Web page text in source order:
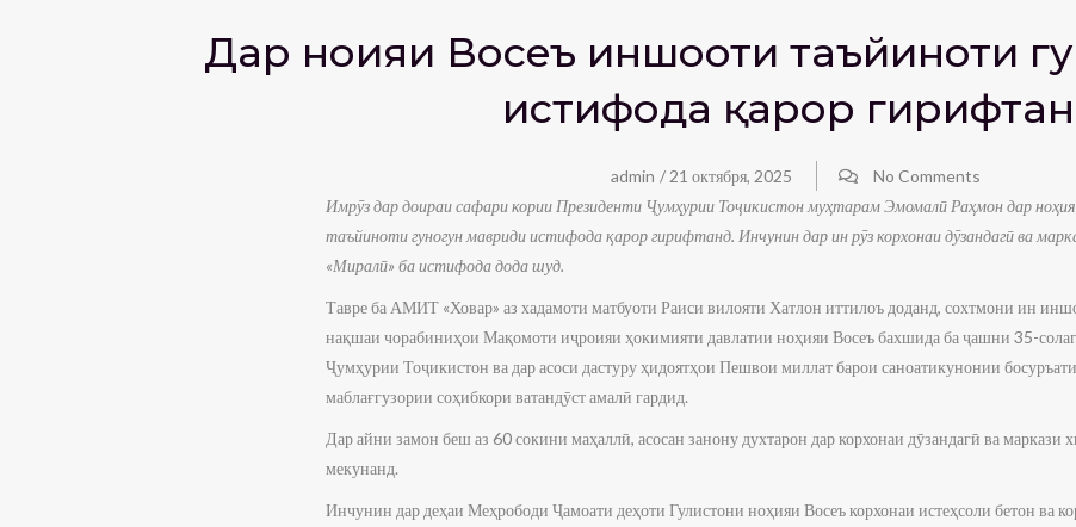
Дар ноҳияи Восеъ иншооти таъйиноти
истифода қарор
admin / 21 октября, 2025
No Comments
Имрӯз дар доираи сафари кории Президенти Ҷумҳурии Тоҷикистон муҳтарам Эмомалӣ Раҳмон дар
таъйиноти гуногун мавриди истифода қарор гирифтанд. Инчунин дар ин рӯз корхонаи дӯзандагӣ ва
«Миралӣ» ба истифода дода шуд.
Тавре ба АМИТ «Ховар» аз хадамоти матбуоти Раиси вилояти Хатлон иттилоъ доданд, сохтмони ин
нақшаи чорабиниҳои Мақомоти иҷроияи ҳокимияти давлатии ноҳияи Восеъ бахшида ба ҷашни 35-
Ҷумҳурии Тоҷикистон ва дар асоси дастуру ҳидоятҳои Пешвои миллат барои саноатикунонии
маблағгузории соҳибкори ватандӯст амалӣ гардид.
Дар айни замон беш аз 60 сокини маҳаллӣ, асосан занону духтарон дар корхонаи дӯзандагӣ ва маркази
мекунанд.
Инчунин дар деҳаи Меҳрободи Ҷамоати деҳоти Гулистони ноҳияи Восеъ корхонаи истеҳсоли бетон ва